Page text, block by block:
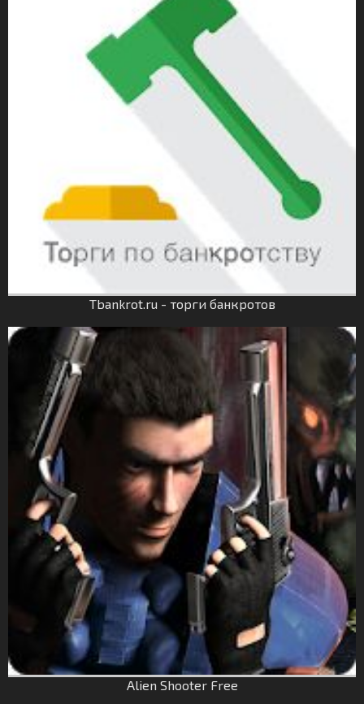
Tbankrot.ru - торги банкротов
Alien Shooter Free